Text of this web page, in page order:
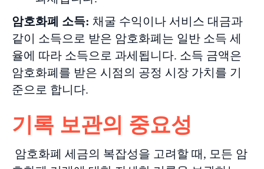
암호화폐
소득: 채굴 수익이나 서비스 대금과
같이 소득으로 받은 암호화폐는 일반 소득 세
율에 따라 소득으로 과세됩니다. 소득 금액은
암호화폐를 받은 시점의 공정 시장 가치를 기
준으로 합니다.
기록 보관의 중요성
암호화폐 세금의 복잡성을 고려할 때, 모든 암